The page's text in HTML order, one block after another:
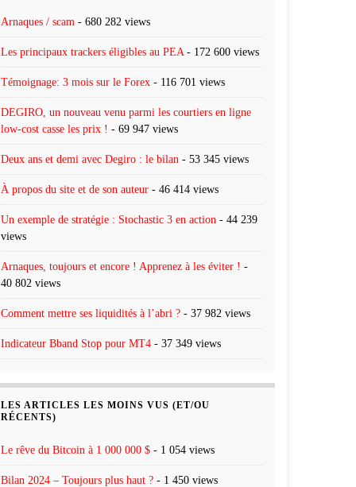
Arnaques / scam - 680 282 views
Les principaux trackers éligibles au PEA - 172 600 views
Témoignage: 3 mois sur le Forex - 116 701 views
DEGIRO, un nouveau venu parmi les courtiers en ligne
low-cost casse les prix ! - 69 947 views
Deux ans et demi avec Degiro : le bilan - 53 345 views
À propos du site et de son auteur - 46 414 views
Un exemple de stratégie : Stochastic 3 en action - 44 239
views
Arnaques, toujours et encore ! Apprenez à les éviter ! -
40 802 views
Comment mettre ses liquidités à l’abri ? - 37 982 views
Indicateur Bband Stop pour MT4 - 37 349 views
LES ARTICLES LES MOINS VUS (ET/OU
RÉCENTS)
Le rêve du Bitcoin à 1 000 000 $ - 1 054 views
Bilan 2024 – Toujours plus haut ? - 1 450 views